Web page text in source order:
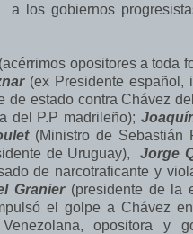
a los gobiernos
(acérrimos opositores a toda
(ex Presidente español,
de estado contra Chávez
del P.P madrileño);
(Ministro de Sebastián
de Uruguay),Jorge
de narcotraficante y
Granier(presidente de la
el golpe a Chávez
opositora y